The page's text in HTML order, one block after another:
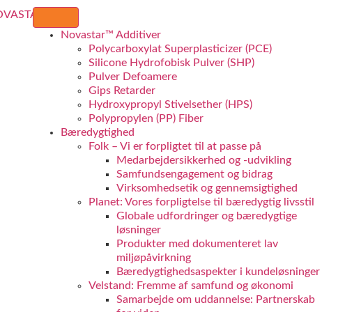
Novastar™ Additiver
Polycarboxylat Superplasticizer (PCE)
Silicone Hydrofobisk Pulver (SHP)
Pulver Defoamere
Gips Retarder
Hydroxypropyl Stivelsether (HPS)
Polypropylen (PP) Fiber
Bæredygtighed
Folk – Vi er forpligtet til at passe på
Medarbejdersikkerhed og -udvikling
Samfundsengagement og bidrag
Virksomhedsetik og gennemsigtighed
Planet: Vores forpligtelse til bæredygtig livsstil
Globale udfordringer og bæredygtige
løsninger
Produkter med dokumenteret lav
miljøpåvirkning
Bæredygtighedsaspekter i kundeløsninger
Velstand: Fremme af samfund og økonomi
Samarbejde om uddannelse: Partnerskab